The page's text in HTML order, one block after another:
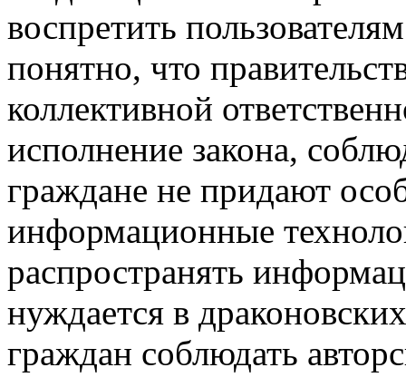
воспретить
понятно, что
коллективной
исполнение закона,
граждане не придают
информационные
распространять
нуждается в
граждан соблюдать